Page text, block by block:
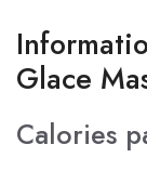
Glace
Calories